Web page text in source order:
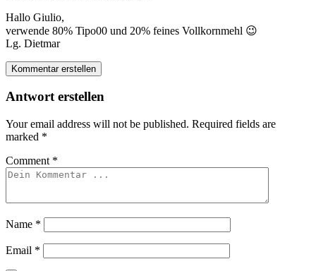
Hallo Giulio,
verwende 80% Tipo00 und 20% feines Vollkornmehl 😉
Lg. Dietmar
Kommentar erstellen
Antwort erstellen
Your email address will not be published. Required fields are
marked *
Comment *
Name *
Email *